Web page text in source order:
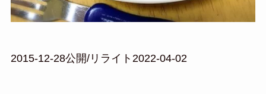
2015-12-28公開/リライト2022-04-02